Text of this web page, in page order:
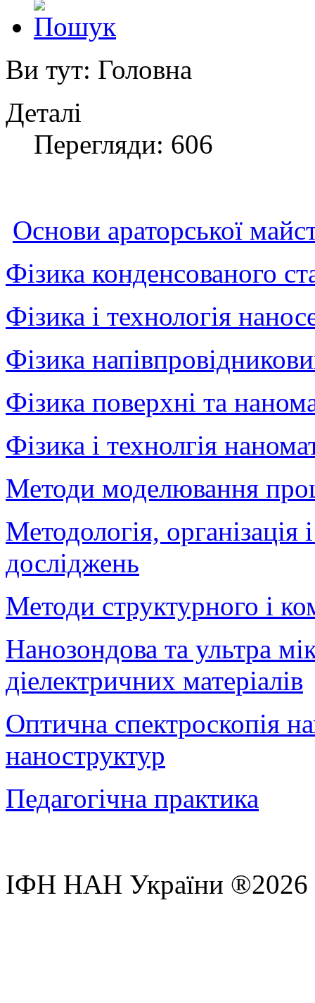
Ви тут: Головна
Деталі
Перегляди: 606
Основи араторської
Фізика конденсованого
Фізика і технологія
Фізика
Фізика поверхні та
Фізика і технолгія
Методи моделювання
Методологія, організація
досліджень
Методи структурного і
Нанозондова та ультра
діелектричних матеріалів
Оптична спектроскопія
наноструктур
Педагогічна практика
ІФН НАН України ®2026